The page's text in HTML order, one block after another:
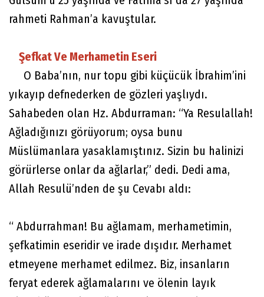
rahmeti Rahman’a kavuştular.
Şefkat Ve Merhametin Eseri
O Baba’nın, nur topu gibi küçücük İbrahim’ini
yıkayıp defnederken de gözleri yaşlıydı.
Sahabeden olan Hz. Abdurraman: “Ya Resulallah!
Ağladığınızı görüyorum; oysa bunu
Müslümanlara yasaklamıştınız. Sizin bu halinizi
görürlerse onlar da ağlarlar,” dedi. Dedi ama,
Allah Resulü’nden de şu Cevabı aldı:
“ Abdurrahman! Bu ağlamam, merhametimin,
şefkatimin eseridir ve irade dışıdır. Merhamet
etmeyene merhamet edilmez. Biz, insanların
feryat ederek ağlamalarını ve ölenin layık